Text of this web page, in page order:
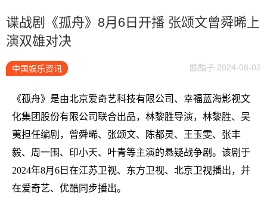
谍战剧《孤舟》8月6日开播 张颂文曾舜晞上
演双雄对决
中国娱乐资讯 酷酷子 2024-08-02
《孤舟》是由北京爱奇艺科技有限公司、幸福蓝海影视文
化集团股份有限公司联合出品，林黎胜导演，林黎胜、吴
荑担任编剧，曾舜晞、张颂文、陈都灵、王玉雯、张丰
毅、周一围、印小天、叶青等主演的悬疑战争剧。该剧于
2024年8月6日在江苏卫视、东方卫视、北京卫视播出，并
在爱奇艺、优酷同步播出。